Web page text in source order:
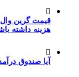
قیمت گرین وال
هزینه داشته
آیا صندوق